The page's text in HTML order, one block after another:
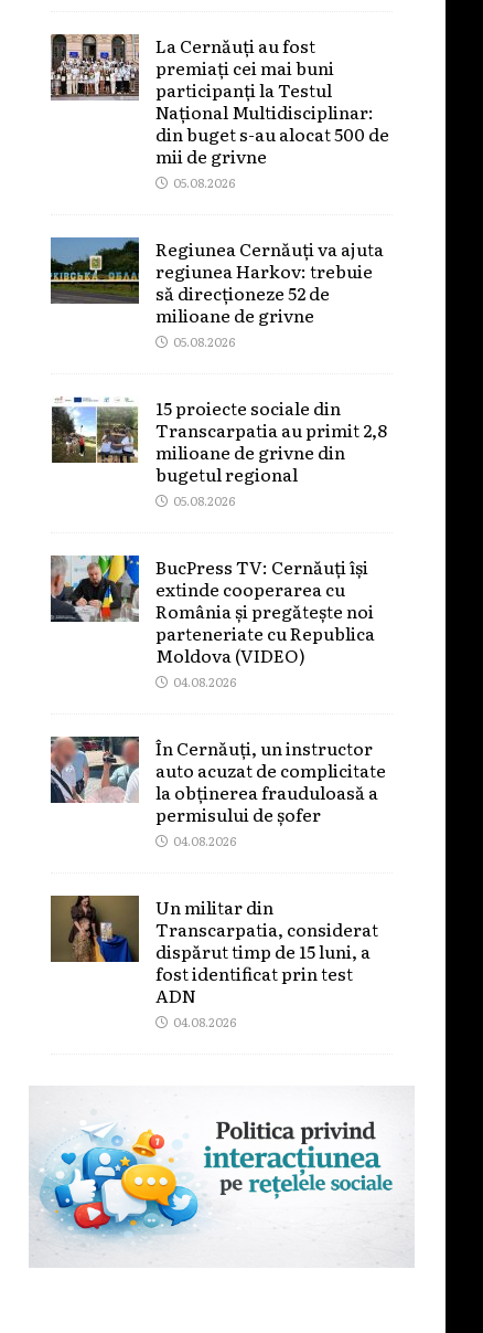
La Cernăuți au fost
premiați cei mai buni
participanți la Testul
Național Multidisciplinar:
din buget s-au alocat 500 de
mii de grivne
05.08.2026
Regiunea Cernăuți va ajuta
regiunea Harkov: trebuie
să direcționeze 52 de
milioane de grivne
05.08.2026
15 proiecte sociale din
Transcarpatia au primit 2,8
milioane de grivne din
bugetul regional
05.08.2026
BucPress TV: Cernăuți își
extinde cooperarea cu
România și pregătește noi
parteneriate cu Republica
Moldova (VIDEO)
04.08.2026
În Cernăuți, un instructor
auto acuzat de complicitate
la obținerea frauduloasă a
permisului de șofer
04.08.2026
Un militar din
Transcarpatia, considerat
dispărut timp de 15 luni, a
fost identificat prin test
ADN
04.08.2026